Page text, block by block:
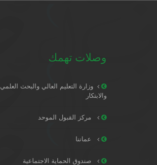
وصلات تهمك
وزارة التعليم العالي والبحث العلمي
والابتكار
مركز القبول الموحد
عماننا
صندوق الحماية الاجتماعية